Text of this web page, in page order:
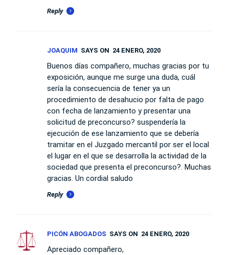
Reply
JOAQUIM SAYS ON 24 ENERO, 2020
Buenos días compañero, muchas gracias por tu
exposición, aunque me surge una duda, cuál
sería la consecuencia de tener ya un
procedimiento de desahucio por falta de pago
con fecha de lanzamiento y presentar una
solicitud de preconcurso? suspendería la
ejecución de ese lanzamiento que se debería
tramitar en el Juzgado mercantil por ser el local
el lugar en el que se desarrolla la actividad de la
sociedad que presenta el preconcurso?. Muchas
gracias. Un cordial saludo
Reply
PICÓN ABOGADOS SAYS ON 24 ENERO, 2020
Apreciado compañero,